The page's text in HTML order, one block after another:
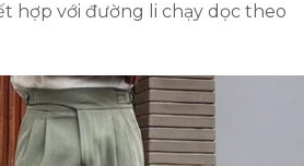
hợp với đường li chạy dọc theo